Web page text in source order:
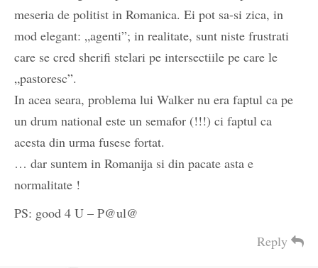
meseria de politist in Romanica. Ei pot sa-si zica, in
mod elegant: „agenti”; in realitate, sunt niste frustrati
care se cred sherifi stelari pe intersectiile pe care le
„pastoresc”.
In acea seara, problema lui Walker nu era faptul ca pe
un drum national este un semafor (!!!) ci faptul ca
acesta din urma fusese fortat.
… dar suntem in Romanija si din pacate asta e
normalitate !
PS: good 4 U – P@ul@
Reply